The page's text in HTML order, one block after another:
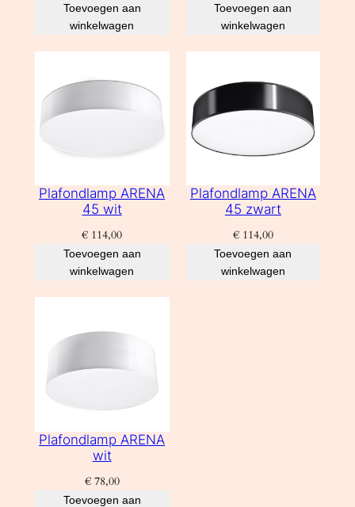
Toevoegen aan
winkelwagen
Toevoegen aan
winkelwagen
Plafondlamp ARENA
45 wit
€ 114,00
Toevoegen aan
winkelwagen
Plafondlamp ARENA
45 zwart
€114,00
Toevoegen aan
winkelwagen
Plafondlamp ARENA
wit
€78,00
Toevoegen aan